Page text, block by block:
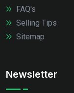
FAQ's
Selling Tips
Sitemap
Newsletter